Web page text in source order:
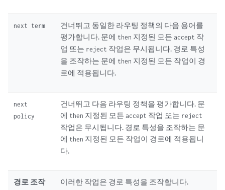
next term
건너뛰고 동일한 라우팅 정책의 다음 용어를
평가합니다. 문에 then 지정된 모든accept 작
업 또는 reject 작업은 무시됩니다. 경로 특성
을 조작하는 문에 then 지정된 모든 작업이 경
로에 적용됩니다.
next
policy
건너뛰고 다음 라우팅 정책을 평가합니다. 문
에 then 지정된 모든accept 작업 또는 reject
작업은 무시됩니다. 경로 특성을 조작하는 문
에 then 지정된 모든 작업이 경로에 적용됩니
다.
경로 조작
이러한 작업은 경로 특성을 조작합니다.